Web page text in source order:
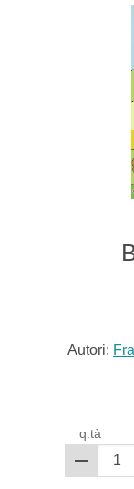
Autori:
q.tà